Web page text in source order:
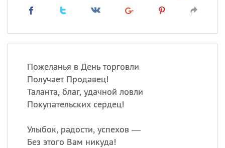
Пожеланья в День торговли
Получает Продавец!
Таланта, благ, удачной ловли
Покупательских сердец!
Улыбок, радости, успехов —
Без этого Вам никуда!